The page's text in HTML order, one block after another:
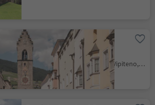
Zwölferturm tower at
Sterzing
Vipiteno/Sterzing, Sterzing/Vipiteno, Sterzing/Vipiteno and environs